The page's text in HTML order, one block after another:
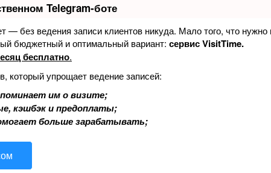
Telegram-боте
— без ведения записи клиентов никуда. Мало того, что
бюджетный и оптимальный вариант: сервис VisitTime.
бесплатно.
который упрощает ведение записей:
им о визите;
кэшбэк и предоплаты;
больше зарабатывать;